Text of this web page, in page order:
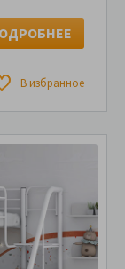
В избранное